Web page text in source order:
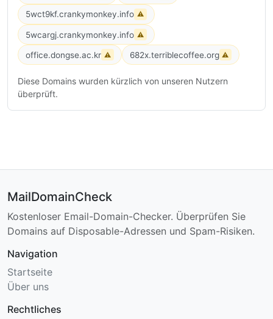
5wct9kf.crankymonkey.info ⚠
5wcargj.crankymonkey.info ⚠
office.dongse.ac.kr ⚠ 682x.terriblecoffee.org ⚠
Diese Domains wurden kürzlich von unseren Nutzern
überprüft.
MailDomainCheck
Kostenloser Email-Domain-Checker. Überprüfen Sie
Domains auf Disposable-Adressen und Spam-Risiken.
Navigation
Startseite
Über uns
Rechtliches